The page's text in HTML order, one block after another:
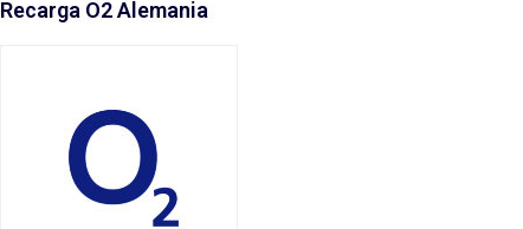
Recarga O2 Alemania